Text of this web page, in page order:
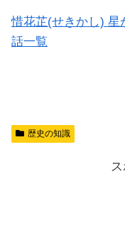
惜花芷(せきかし) 星
話一覧
歴史の知識